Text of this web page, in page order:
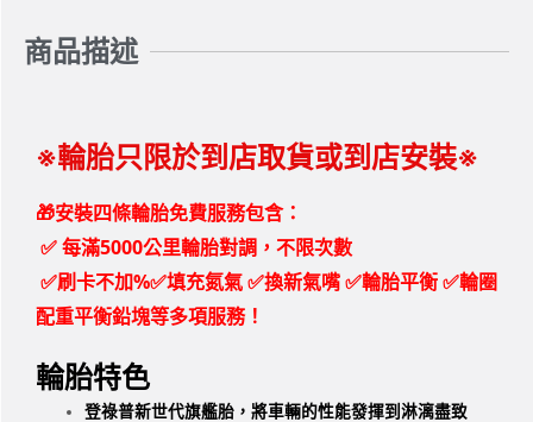
商品描述
※輪胎只限於到店取貨或到店安裝※
🎁安裝四條輪胎免費服務包含：
✅每滿5000公里輪胎對調，不限次數
✅刷卡不加%✅填充氮氣 ✅換新氣嘴 ✅輪胎平衡 ✅輪圈
配重平衡鉛塊等多項服務！
輪胎特色
登祿普新世代旗艦胎，將車輛的性能發揮到淋漓盡致